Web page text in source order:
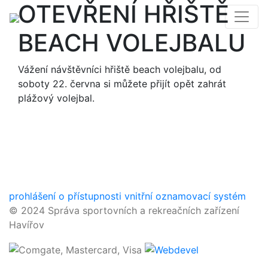
OTEVŘENÍ HŘIŠTĚ
BEACH VOLEJBALU
Vážení návštěvníci hřiště beach volejbalu, od
soboty 22. června si můžete přijít opět zahrát
plážový volejbal.
prohlášení o přístupnosti vnitřní oznamovací systém
© 2024 Správa sportovních a rekreačních zařízení
Havířov